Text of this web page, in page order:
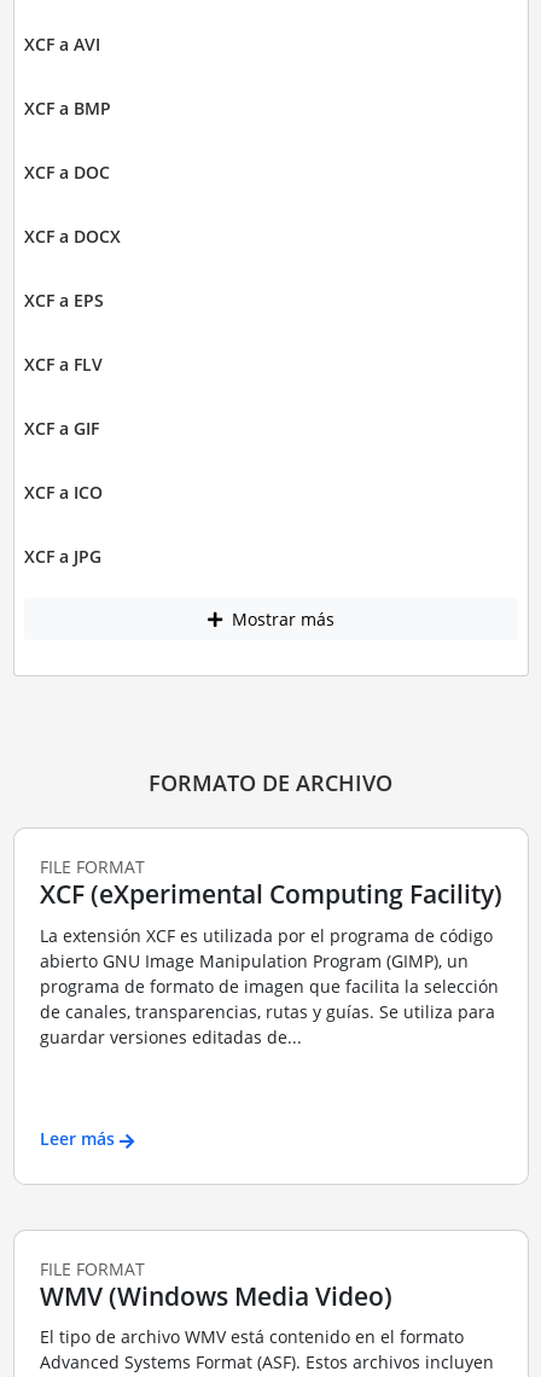
XCF a AVI
XCF a BMP
XCF a DOC
XCF a DOCX
XCF a EPS
XCF a FLV
XCF a GIF
XCF a ICO
XCF a JPG
Mostrar más
FORMATO DE ARCHIVO
FILE FORMAT
XCF (eXperimental Computing Facility)
La extensión XCF es utilizada por el programa de código
abierto GNU Image Manipulation Program (GIMP), un
programa de formato de imagen que facilita la selección
de canales, transparencias, rutas y guías. Se utiliza para
guardar versiones editadas de...
Leer más
FILE FORMAT
WMV (Windows Media Video)
El tipo de archivo WMV está contenido en el formato
Advanced Systems Format (ASF). Estos archivos incluyen